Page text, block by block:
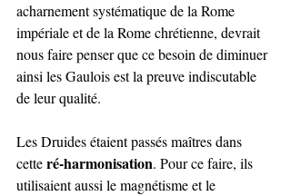
acharnement systématique de la Rome
impériale et de la Rome chrétienne, devrait
nous faire penser que ce besoin de diminuer
ainsi les Gaulois est la preuve indiscutable
de leur qualité.
Les Druides étaient passés maîtres dans
cette ré-harmonisation. Pour ce faire, ils
utilisaient aussi le magnétisme et le